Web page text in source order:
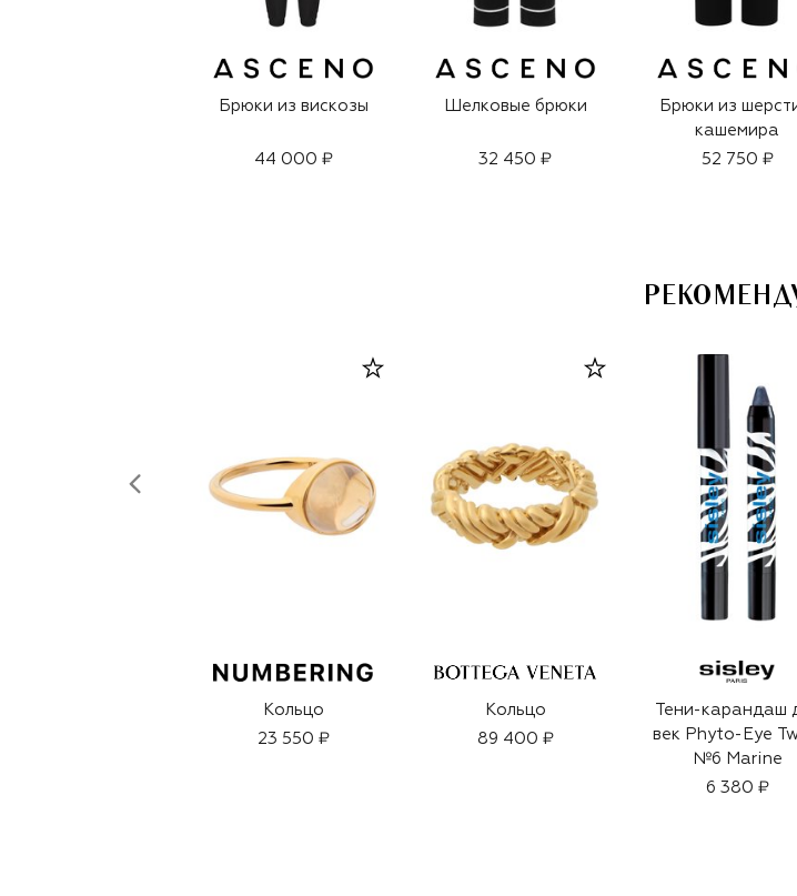
Брюки из вискозы
44 000 ₽
Шелковые брюки
32 450 ₽
Брюки из
кашемира
52 750 ₽
Кольцо
23 550 ₽
Кольцо
89 400 ₽
Тени-карандаш
век Phyto-Eye
№6 Marine
6 380 ₽